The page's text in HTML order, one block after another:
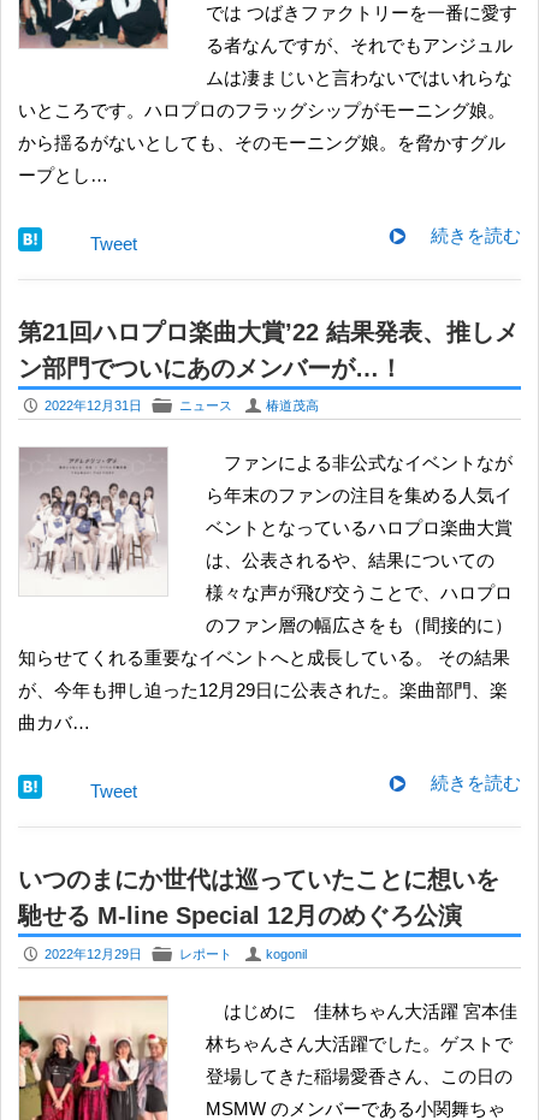
では つばきファクトリーを一番に愛す
る者なんですが、それでもアンジュル
ムは凄まじいと言わないではいれらな
いところです。ハロプロのフラッグシップがモーニング娘。
から揺るがないとしても、そのモーニング娘。を脅かすグル
ープとし…
続きを読む
Tweet
第21回ハロプロ楽曲大賞’22 結果発表、推しメ
ン部門でついにあのメンバーが…！
P 2022年12月31日 F ニュース U 椿道茂高
ファンによる非公式なイベントなが
ら年末のファンの注目を集める人気イ
ベントとなっているハロプロ楽曲大賞
は、公表されるや、結果についての
様々な声が飛び交うことで、ハロプロ
のファン層の幅広さをも（間接的に）
知らせてくれる重要なイベントへと成長している。 その結果
が、今年も押し迫った12月29日に公表された。楽曲部門、楽
曲カバ…
続きを読む
Tweet
いつのまにか世代は巡っていたことに想いを
馳せる M-line Special 12月のめぐろ公演
P 2022年12月29日 F レポート U kogonil
はじめに 佳林ちゃん大活躍 宮本佳
林ちゃんさん大活躍でした。ゲストで
登場してきた稲場愛香さん、この日の
MSMW のメンバーである小関舞ちゃ